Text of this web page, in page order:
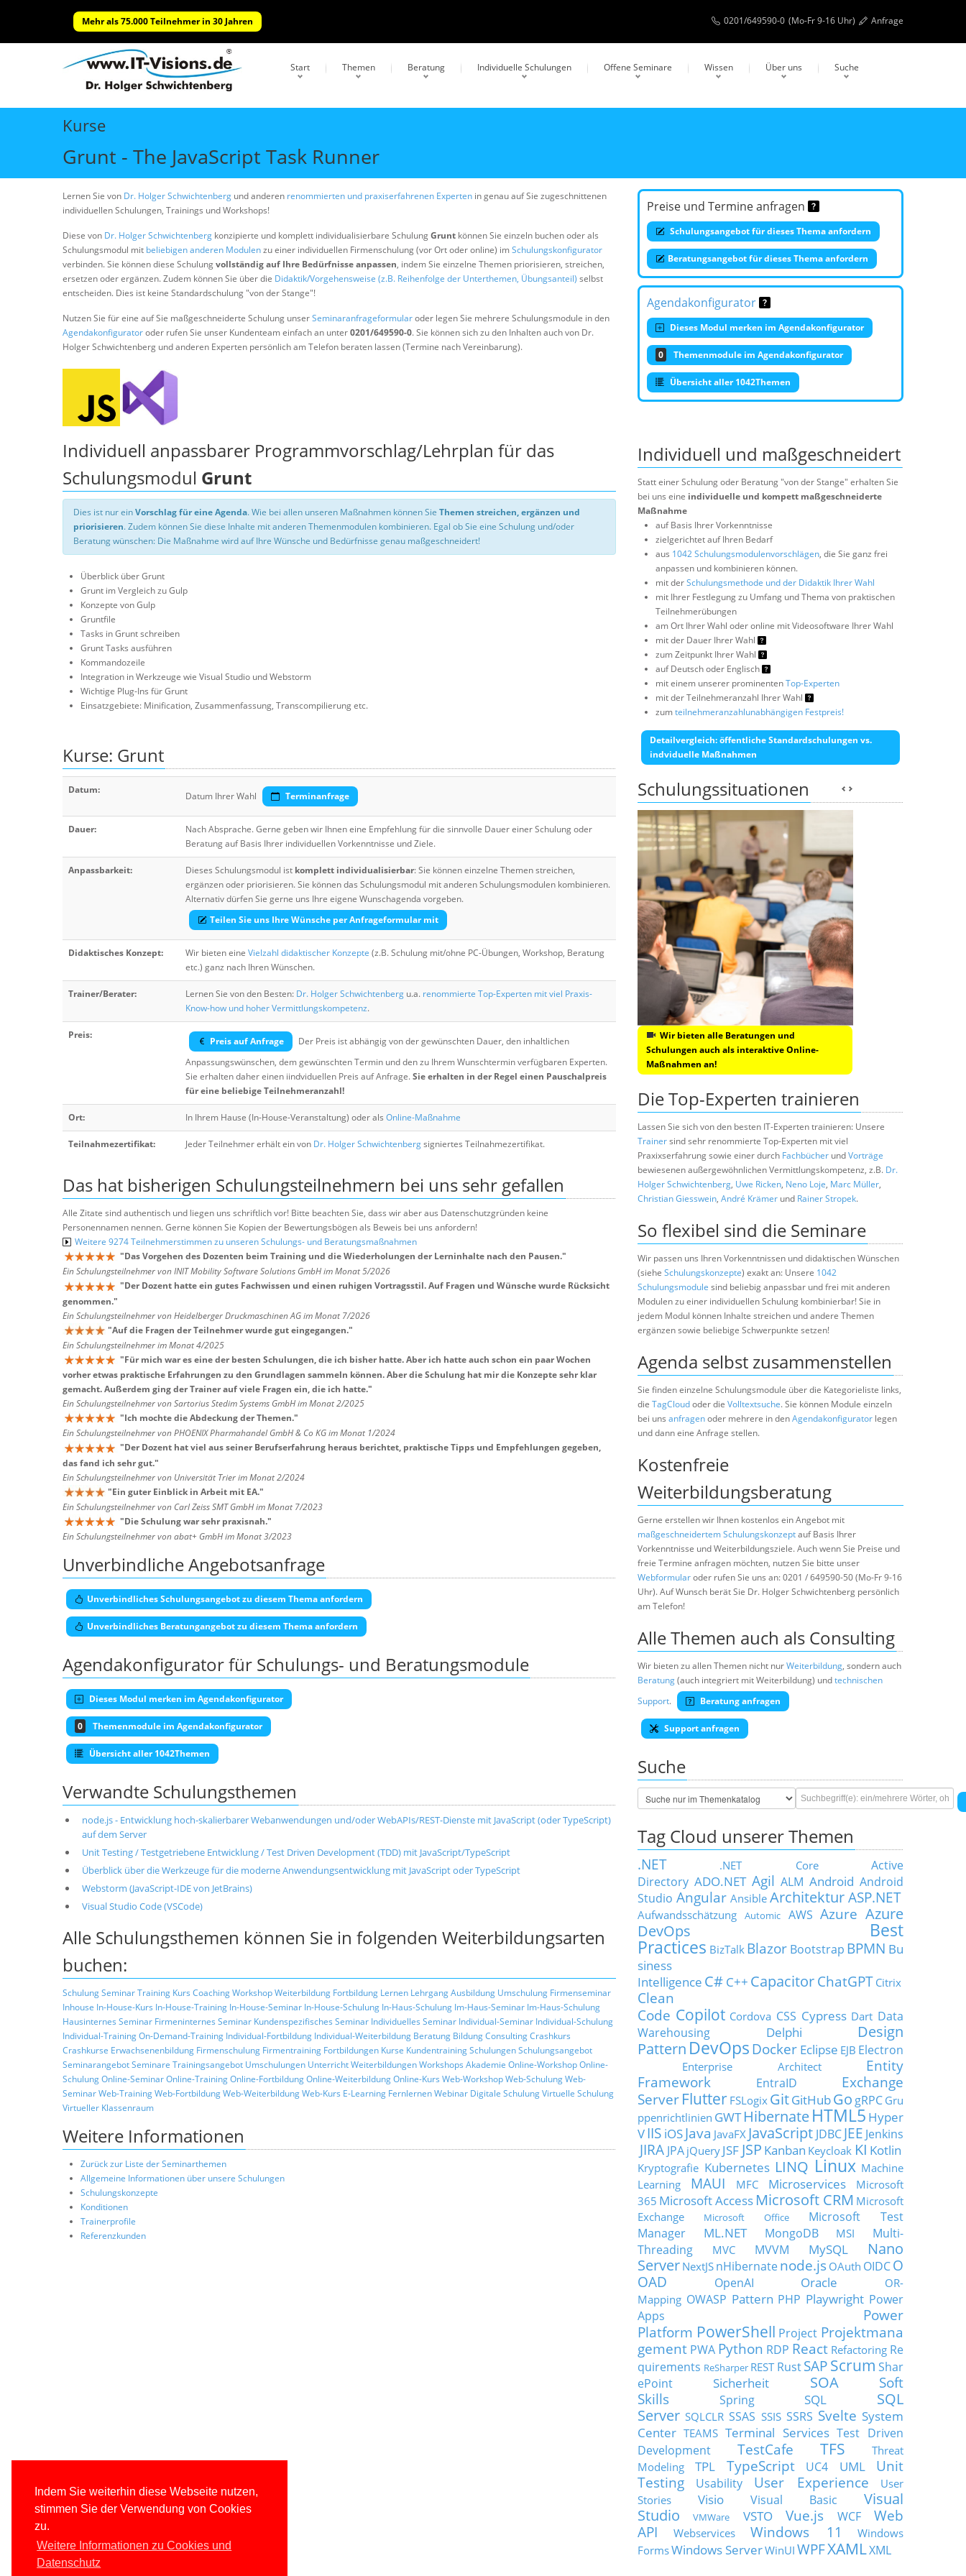
Indem Sie weiterhin diese Webseite nutzen,
stimmen Sie der Verwendung von Cookies
zu.
Weitere Informationen zu Cookies und
Datenschutz
Mehr als 75.000 Teilnehmer in 30 Jahren 0201/649590-0 (Mo-Fr 9-16 Uhr) Anfrage
Start Themen Beratung Individuelle Schulungen Offene Seminare Wissen Über uns Suche
Kurse
Grunt - The JavaScript Task Runner
Lernen Sie von Dr. Holger Schwichtenberg und anderen renommierten und praxiserfahrenen Experten in genau auf Sie zugeschnittenen
individuellen Schulungen, Trainings und Workshops!
Diese von Dr. Holger Schwichtenberg konzipierte und komplett individualisierbare SchulungGrunt können Sie einzeln buchen oder als
Schulungsmodul mit beliebigen anderen Modulenzu einer individuellen Firmenschulung (vor Ort oder online) imSchulungskonfigurator
verbinden. Sie können diese Schulungvollständig auf Ihre Bedürfnisse anpassen, indem Sie einzelne Themen priorisieren, streichen,
ersetzen oder ergänzen. Zudem können Sie über die Didaktik/Vorgehensweise (z.B. Reihenfolge der Unterthemen, Übungsanteil) selbst
entscheiden. Dies ist keine Standardschulung "von der Stange"!
Nutzen Sie für eine auf Sie maßgeschneiderte Schulung unserSeminaranfrageformularoder legen Sie mehrere Schulungsmodule in den
Agendakonfiguratoroder rufen Sie unser Kundenteam einfach an unter0201/649590-0. Sie können sich zu den Inhalten auch von Dr.
Holger Schwichtenberg und anderen Experten persönlich am Telefon beraten lassen (Termine nach Vereinbarung).
Preise und Termine anfragen
Schulungsangebot für dieses Thema anfordern
Beratungsangebot für dieses Thema anfordern
Agendakonfigurator
Dieses Modul merken im Agendakonfigurator
0 Themenmodule im Agendakonfigurator
Übersicht aller 1042Themen
Individuell anpassbarer Programmvorschlag/Lehrplan für das
Schulungsmodul Grunt
Dies ist nur einVorschlag für eine Agenda. Wie bei allen unseren Maßnahmen können Sie Themen streichen, ergänzen und
priorisieren. Zudem können Sie diese Inhalte mit anderen Themenmodulen kombinieren. Egal ob Sie eine Schulung und/oder
Beratung wünschen: Die Maßnahme wird auf Ihre Wünsche und Bedürfnisse genau maßgeschneidert!
Überblick über Grunt
Grunt im Vergleich zu Gulp
Konzepte von Gulp
Gruntfile
Tasks in Grunt schreiben
Grunt Tasks ausführen
Kommandozeile
Integration in Werkzeuge wie Visual Studio und Webstorm
Wichtige Plug-Ins für Grunt
Einsatzgebiete: Minification, Zusammenfassung, Transcompilierung etc.
Kurse: Grunt
Datum:
Datum Ihrer Wahl Terminanfrage
Dauer:
Nach Absprache. Gerne geben wir Ihnen eine Empfehlung für die sinnvolle Dauer einer Schulung oder
Beratung auf Basis Ihrer individuellen Vorkenntnisse und Ziele.
Anpassbarkeit: Dieses Schulungsmodul ist komplett individualisierbar: Sie können einzelne Themen streichen,
ergänzen oder priorisieren. Sie können das Schulungsmodul mit anderen Schulungsmodulen kombinieren.
Alternativ dürfen Sie gerne uns Ihre eigene Wunschagenda vorgeben.
Teilen Sie uns Ihre Wünsche per Anfrageformular mit
Didaktisches Konzept: Wir bieten eine Vielzahl didaktischer Konzepte (z.B. Schulung mit/ohne PC-Übungen, Workshop, Beratung
etc.) ganz nach Ihren Wünschen.
Trainer/Berater: Lernen Sie von den Besten: Dr. Holger Schwichtenberg u.a. renommierte Top-Experten mit viel Praxis-
Know-how und hoher Vermittlungskompetenz.
Preis:
Preis auf Anfrage
Der Preis ist abhängig von der gewünschten Dauer, den inhaltlichen
Anpassungswünschen, dem gewünschten Termin und den zu Ihrem Wunschtermin verfügbaren Experten.
Sie erhalten daher einen iindviduellen Preis auf Anfrage.Sie erhalten in der Regel einen Pauschalpreis
für eine beliebige Teilnehmeranzahl!
Ort: In Ihrem Hause (In-House-Veranstaltung) oder als Online-Maßnahme
Teilnahmezertifikat: Jeder Teilnehmer erhält ein von Dr. Holger Schwichtenbergsigniertes Teilnahmezertifikat.
Das hat bisherigen Schulungsteilnehmern bei uns sehr gefallen
Alle Zitate sind authentisch und liegen uns schriftlich vor! Bitte beachten Sie, dass wir aber aus Datenschutzgründen keine
Personennamen nennen. Gerne können Sie Kopien der Bewertungsbögen als Beweis bei uns anfordern!
Weitere 9274 Teilnehmerstimmen zu unseren Schulungs- und Beratungsmaßnahmen
"Das Vorgehen des Dozenten beim Training und die Wiederholungen der Lerninhalte nach den Pausen."
Ein Schulungsteilnehmer von INIT Mobility Software Solutions GmbH im Monat 5/2026
"Der Dozent hatte ein gutes Fachwissen und einen ruhigen Vortragsstil. Auf Fragen und Wünsche wurde Rücksicht
genommen."
Ein Schulungsteilnehmer von Heidelberger Druckmaschinen AG im Monat 7/2026
"Auf die Fragen der Teilnehmer wurde gut eingegangen."
Ein Schulungsteilnehmer im Monat 4/2025
"Für mich war es eine der besten Schulungen, die ich bisher hatte. Aber ich hatte auch schon ein paar Wochen
vorher etwas praktische Erfahrungen zu den Grundlagen sammeln können. Aber die Schulung hat mir die Konzepte sehr klar
gemacht. Außerdem ging der Trainer auf viele Fragen ein, die ich hatte."
Ein Schulungsteilnehmer von Sartorius Stedim Systems GmbH im Monat 2/2025
"Ich mochte die Abdeckung der Themen."
Ein Schulungsteilnehmer von PHOENIX Pharmahandel GmbH & Co KG im Monat 1/2024
"Der Dozent hat viel aus seiner Berufserfahrung heraus berichtet, praktische Tipps und Empfehlungen gegeben,
das fand ich sehr gut."
Ein Schulungsteilnehmer von Universität Trier im Monat 2/2024
"Ein guter Einblick in Arbeit mit EA."
Ein Schulungsteilnehmer von Carl Zeiss SMT GmbH im Monat 7/2023
"Die Schulung war sehr praxisnah."
Ein Schulungsteilnehmer von abat+ GmbH im Monat 3/2023
Unverbindliche Angebotsanfrage
Unverbindliches Schulungsangebot zu diesem Thema anfordern
Unverbindliches Beratungangebot zu diesem Thema anfordern
Agendakonfigurator für Schulungs- und Beratungsmodule
Dieses Modul merken im Agendakonfigurator
0 Themenmodule im Agendakonfigurator
Übersicht aller 1042Themen
Verwandte Schulungsthemen
node.js - Entwicklung hoch-skalierbarer Webanwendungen und/oder WebAPIs/REST-Dienste mit JavaScript (oder TypeScript)
auf dem Server
Unit Testing / Testgetriebene Entwicklung / Test Driven Development (TDD) mit JavaScript/TypeScript
Überblick über die Werkzeuge für die moderne Anwendungsentwicklung mit JavaScript oder TypeScript
Webstorm (JavaScript-IDE von JetBrains)
Visual Studio Code (VSCode)
Alle Schulungsthemen können Sie in folgenden Weiterbildungsarten
buchen:
SchulungSeminarTraining Kurs CoachingWorkshopWeiterbildung Fortbildung Lernen LehrgangAusbildung Umschulung Firmenseminar
Inhouse In-House-Kurs In-House-Training In-House-Seminar In-House-Schulung In-Haus-Schulung Im-Haus-Seminar Im-Haus-Schulung
Hausinternes Seminar Firmeninternes Seminar Kundenspezifisches Seminar Individuelles Seminar Individual-Seminar Individual-Schulung
Individual-TrainingOn-Demand-Training Individual-Fortbildung Individual-Weiterbildung Beratung BildungConsultingCrashkurs
Crashkurse Erwachsenenbildung Firmenschulung Firmentraining Fortbildungen Kurse KundentrainingSchulungenSchulungsangebot
SeminarangebotSeminare Trainingsangebot Umschulungen UnterrichtWeiterbildungenWorkshops Akademie Online-WorkshopOnline-
SchulungOnline-SeminarOnline-TrainingOnline-FortbildungOnline-WeiterbildungOnline-Kurs Web-WorkshopWeb-SchulungWeb-
SeminarWeb-TrainingWeb-FortbildungWeb-WeiterbildungWeb-Kurs E-Learning FernlernenWebinar Digitale SchulungVirtuelle Schulung
Virtueller Klassenraum
Weitere Informationen
Zurück zur Liste der Seminarthemen
Allgemeine Informationen über unsere Schulungen
Schulungskonzepte
Konditionen
Trainerprofile
Referenzkunden
Individuell und maßgeschneidert
Statt einer Schulung oder Beratung "von der Stange" erhalten Sie
bei uns eine individuelle und kompett maßgeschneiderte
Maßnahme
auf Basis Ihrer Vorkenntnisse
zielgerichtet auf Ihren Bedarf
aus 1042 Schulungsmodulenvorschlägen, die Sie ganz frei
anpassen und kombinieren können.
mit derSchulungsmethode und der Didaktik Ihrer Wahl
mit Ihrer Festlegung zu Umfang und Thema von praktischen
Teilnehmerübungen
am Ort Ihrer Wahl oder online mit Videosoftware Ihrer Wahl
mit der Dauer Ihrer Wahl
zum Zeitpunkt Ihrer Wahl
auf Deutsch oder Englisch
mit einem unserer prominentenTop-Experten
mit der Teilnehmeranzahl Ihrer Wahl
zumteilnehmeranzahlunabhängigen Festpreis!
Detailvergleich: öffentliche Standardschulungen vs.
indviduelle Maßnahmen
Schulungssituationen
Wir bieten alle Beratungen und
Schulungen auch als interaktive Online-
Maßnahmen an!
Die Top-Experten trainieren
Lassen Sie sich von den besten IT-Experten trainieren: Unsere
Trainersind sehr renommierte Top-Experten mit viel
Praxixserfahrung sowie einer durch Fachbücher undVorträge
bewiesenen außergewöhnlichen Vermittlungskompetenz, z.B. Dr.
Holger Schwichtenberg, Uwe Ricken, Neno Loje, Marc Müller,
Christian Giesswein, André Krämer und Rainer Stropek.
So flexibel sind die Seminare
Wir passen uns Ihren Vorkenntnissen und didaktischen Wünschen
(siehe Schulungskonzepte) exakt an: Unsere 1042
Schulungsmodule sind beliebig anpassbar und frei mit anderen
Modulen zu einer individuellen Schulung kombinierbar! Sie in
jedem Modul können Inhalte streichen und andere Themen
ergänzen sowie beliebige Schwerpunkte setzen!
Agenda selbst zusammenstellen
Sie finden einzelne Schulungsmodule über die Kategorieliste links,
die TagCloudoder die Volltextsuche. Sie können Module einzeln
bei uns anfragenoder mehrere in denAgendakonfigurator legen
und dann eine Anfrage stellen.
Kostenfreie
Weiterbildungsberatung
Gerne erstellen wir Ihnen kostenlos ein Angebot mit
maßgeschneidertem Schulungskonzeptauf Basis Ihrer
Vorkenntnisse und Weiterbildungsziele. Auch wenn Sie Preise und
freie Termine anfragen möchten, nutzen Sie bitte unser
Webformularoder rufen Sie uns an: 0201 / 649590-50 (Mo-Fr 9-16
Uhr). Auf Wunsch berät Sie Dr. Holger Schwichtenberg persönlich
am Telefon!
Alle Themen auch als Consulting
Wir bieten zu allen Themen nicht nurWeiterbildung, sondern auch
Beratung(auch integriert mit Weiterbildung) undtechnischen
Support. Beratung anfragen
Support anfragen
Suche
Tag Cloud unserer Themen
.NET .NET Core
Active
Directory ADO.NET Agil ALM Android Android
Studio Angular Ansible Architektur ASP.NET
Aufwandsschätzung Automic AWS Azure Azure
DevOps
Best
Practices BizTalk Blazor Bootstrap BPMN Bu
siness
Intelligence C# C++ Capacitor ChatGPT Citrix
Clean
Code Copilot Cordova CSS Cypress Dart Data
Warehousing
Delphi
Design
Pattern DevOps Docker Eclipse EJB Electron
Enterprise Architect
Entity
Framework
EntraID
Exchange
Server Flutter FSLogix GitGitHubGo gRPC Gru
ppenrichtlinien GWT HibernateHTML5 Hyper
VIIS iOSJava JavaFX JavaScript JDBC JEE Jenkins
JIRA JPA jQuery JSF JSP Kanban Keycloak KI Kotlin
Kryptografie Kubernetes LINQ Linux Machine
Learning
MAUI MFC Microservices
Microsoft
365 Microsoft Access Microsoft CRM Microsoft
Exchange
Microsoft Office
Microsoft Test
Manager
ML.NET MongoDB MSI
Multi-
Threading
MVC MVVM MySQL
Nano
Server NextJS nHibernatenode.js OAuth OIDCO
OAD
OpenAI Oracle
OR-
Mapping OWASP Pattern PHP Playwright Power
Apps
Power
Platform PowerShell Project Projektmana
gement PWA Python RDP React Refactoring Re
quirements ReSharper REST Rust SAP Scrum Shar
ePoint
Sicherheit SOA
Soft
Skills
Spring SQL
SQL
Server SQLCLR SSAS SSIS SSRS Svelte System
Center TEAMS Terminal Services Test Driven
Development
TestCafe TFS
Threat
Modeling
TPL TypeScript UC4 UML
Unit
Testing
Usability User Experience
User
Stories
Visio Visual Basic
Visual
Studio
VMWare VSTO Vue.js WCF
Web
API
Webservices Windows 11
Windows
FormsWindows ServerWinUI WPFXAMLXML